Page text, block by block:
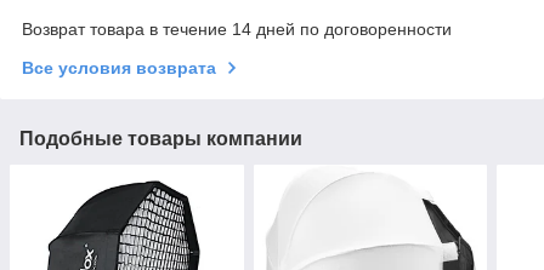
Возврат товара в течение 14 дней по договоренности
Все условия возврата
Подобные товары компании